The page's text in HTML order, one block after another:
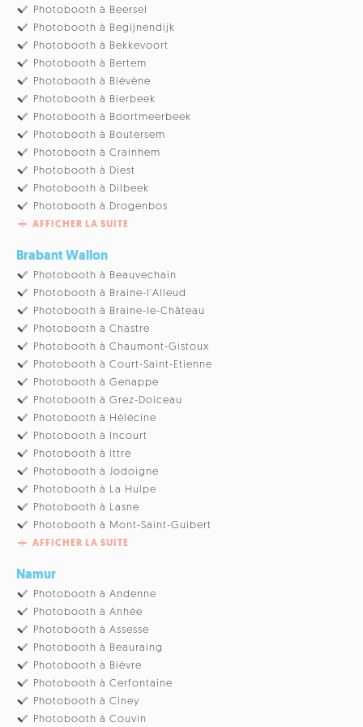
Photobooth à Beersel
Photobooth à Begijnendijk
Photobooth à Bekkevoort
Photobooth à Bertem
Photobooth à Biévène
Photobooth à Bierbeek
Photobooth à Boortmeerbeek
Photobooth à Boutersem
Photobooth à Crainhem
Photobooth à Diest
Photobooth à Dilbeek
Photobooth à Drogenbos
AFFICHER LA SUITE
Brabant Wallon
Photobooth à Beauvechain
Photobooth à Braine-l'Alleud
Photobooth à Braine-le-Château
Photobooth à Chastre
Photobooth à Chaumont-Gistoux
Photobooth à Court-Saint-Etienne
Photobooth à Genappe
Photobooth à Grez-Doiceau
Photobooth à Hélécine
Photobooth à Incourt
Photobooth à Ittre
Photobooth à Jodoigne
Photobooth à La Hulpe
Photobooth à Lasne
Photobooth à Mont-Saint-Guibert
AFFICHER LA SUITE
Namur
Photobooth à Andenne
Photobooth à Anhée
Photobooth à Assesse
Photobooth à Beauraing
Photobooth à Bièvre
Photobooth à Cerfontaine
Photobooth à Ciney
Photobooth à Couvin